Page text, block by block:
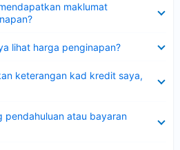
maklumat
lihat harga penginapan?
keterangan kad kredit saya,
pendahuluan atau bayaran